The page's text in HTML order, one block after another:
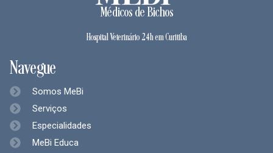
Médicos de Bichos
Hospital Veterinário 24h em Curitiba
Navegue
Somos MeBi
Serviços
Especialidades
MeBi Educa